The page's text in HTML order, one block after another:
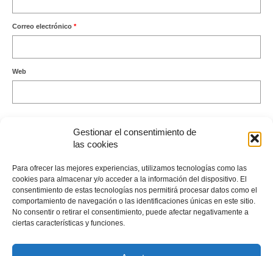
Gestionar el consentimiento de
las cookies
Para ofrecer las mejores experiencias, utilizamos tecnologías como las
cookies para almacenar y/o acceder a la información del dispositivo. El
consentimiento de estas tecnologías nos permitirá procesar datos como el
comportamiento de navegación o las identificaciones únicas en este sitio.
No consentir o retirar el consentimiento, puede afectar negativamente a
ciertas características y funciones.
Correo electrónico *
Web
procesan los datos de tus comentarios.